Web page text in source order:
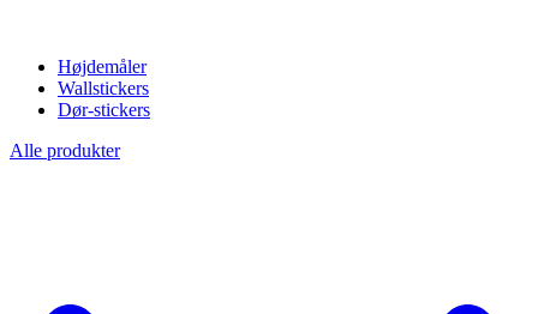
Højdemåler
Wallstickers
Dør-stickers
Alle produkter